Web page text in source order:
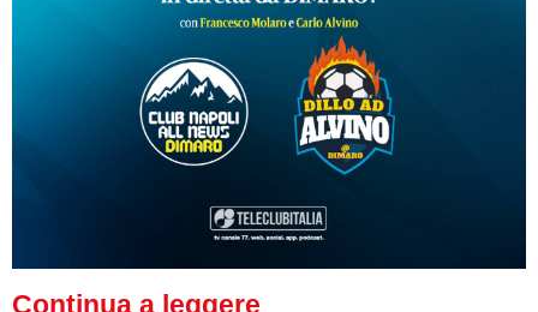
Continua a leggere